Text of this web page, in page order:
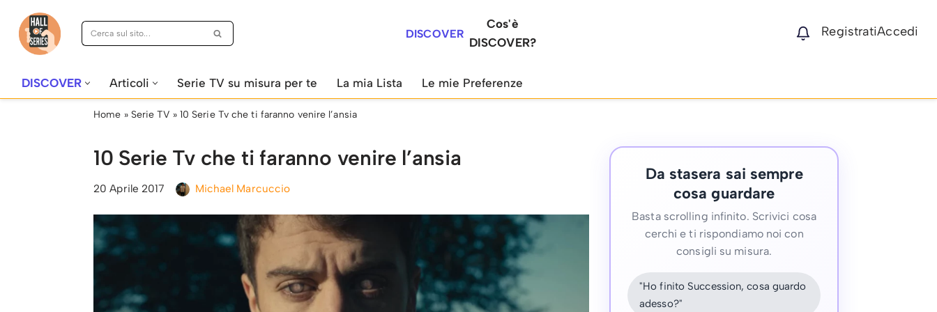
Vai
DISCOVER
Cos'è
DISCOVER?
RegistratiAccedi
DISCOVER Articoli Serie TV su misura per te La mia Lista Le mie Preferenze
Home » Serie TV » 10 Serie Tv che ti faranno venire l’ansia
10 Serie Tv che ti faranno venire l’ansia
20 Aprile 2017 Michael Marcuccio
Da stasera sai sempre
cosa guardare
Basta scrolling infinito. Scrivici cosa
cerchi e ti rispondiamo noi con
consigli su misura.
"Ho finito Succession, cosa guardo
adesso?"